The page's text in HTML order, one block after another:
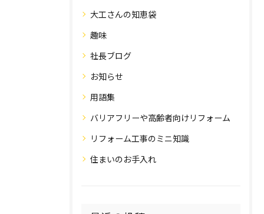
大工さんの知恵袋
趣味
社長ブログ
お知らせ
用語集
バリアフリーや高齢者向けリフォーム
リフォーム工事のミニ知識
住まいのお手入れ